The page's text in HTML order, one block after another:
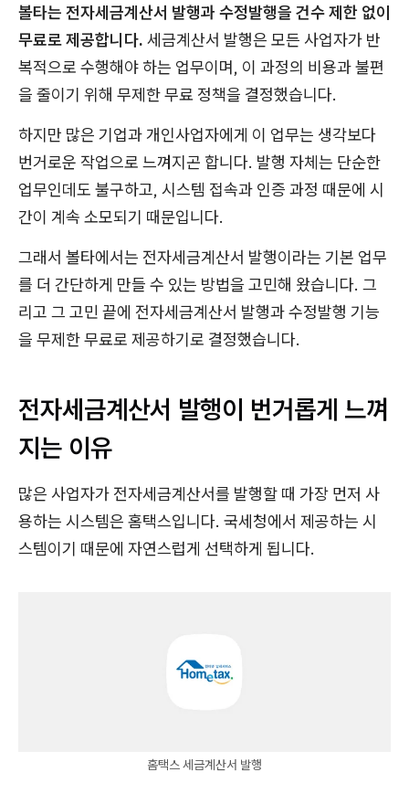
볼타는 전자세금계산서 발행과 수정발행을 건수 제한 없이
무료로 제공합니다. 세금계산서 발행은 모든 사업자가 반
복적으로 수행해야 하는 업무이며, 이 과정의 비용과 불편
을 줄이기 위해 무제한 무료 정책을 결정했습니다.
하지만 많은 기업과 개인사업자에게 이 업무는 생각보다
번거로운 작업으로 느껴지곤 합니다. 발행 자체는 단순한
업무인데도 불구하고, 시스템 접속과 인증 과정 때문에 시
간이 계속 소모되기 때문입니다.
그래서 볼타에서는 전자세금계산서 발행이라는 기본 업무
를 더 간단하게 만들 수 있는 방법을 고민해 왔습니다. 그
리고 그 고민 끝에 전자세금계산서 발행과 수정발행 기능
을 무제한 무료로 제공하기로 결정했습니다.
전자세금계산서 발행이 번거롭게 느껴
지는 이유
많은 사업자가 전자세금계산서를 발행할 때 가장 먼저 사
용하는 시스템은 홈택스입니다. 국세청에서 제공하는 시
스템이기 때문에 자연스럽게 선택하게 됩니다.
홈택스 세금계산서 발행